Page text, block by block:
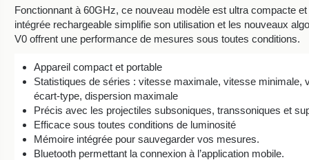
Fonctionnant à 60GHz, ce nouveau modèle est ultra compacte
intégrée rechargeable simplifie son utilisation et les nouveaux
V0 offrent une performance de mesures sous toutes conditions.
Appareil compact et portable
Statistiques de séries : vitesse maximale, vitesse minimale,
écart-type, dispersion maximale
Précis avec les projectiles subsoniques, transsoniques et
Efficace sous toutes conditions de luminosité
Mémoire intégrée pour sauvegarder vos mesures.
Bluetooth permettant la connexion à l’application mobile.